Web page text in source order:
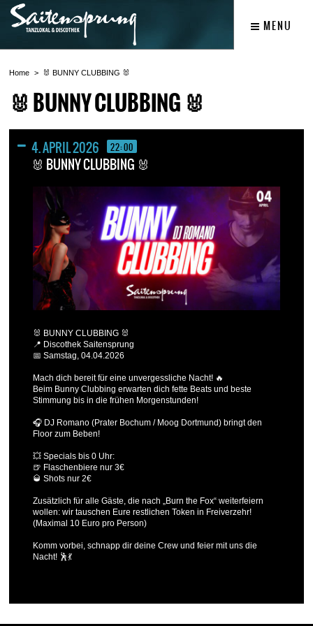
MENU
Home 🐰 BUNNY CLUBBING 🐰
🐰 BUNNY CLUBBING 🐰
4. APRIL 2026 22:00
🐰 BUNNY CLUBBING 🐰
🐰 BUNNY CLUBBING 🐰
📍 Discothek Saitensprung
📅 Samstag, 04.04.2026
Mach dich bereit für eine unvergessliche Nacht! 🔥
Beim Bunny Clubbing erwarten dich fette Beats und beste
Stimmung bis in die frühen Morgenstunden!
🎧 DJ Romano (Prater Bochum / Moog Dortmund) bringt den
Floor zum Beben!
💥 Specials bis 0 Uhr:
🍺 Flaschenbiere nur 3€
🥃 Shots nur 2€
Zusätzlich für alle Gäste, die nach „Burn the Fox“ weiterfeiern
wollen: wir tauschen Eure restlichen Token in Freiverzehr!
(Maximal 10 Euro pro Person)
Komm vorbei, schnapp dir deine Crew und feier mit uns die
Nacht! 🕺💃